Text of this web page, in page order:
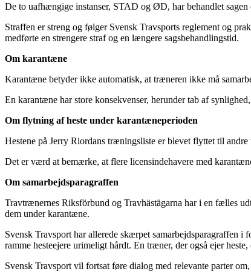
De to uafhængige instanser, STAD og ØD, har behandlet
Straffen er streng og følger Svensk Travsports reglement og
medførte en strengere straf og en længere sagsbehandlingstid.
Om karantæne
Karantæne betyder ikke automatisk, at træneren ikke må
En karantæne har store konsekvenser, herunder tab af
Om flytning af heste under karantæneperioden
Hestene på Jerry Riordans træningsliste er blevet flyttet til
Det er værd at bemærke, at flere licensindehavere med
Om samarbejdsparagraffen
Travtrænernes Riksförbund og Travhästägarna har i en fælles
dem under karantæne.
Svensk Travsport har allerede skærpet samarbejdsparagraffen
ramme hesteejere urimeligt hårdt. En træner, der også ejer
Svensk Travsport vil fortsat føre dialog med relevante parter